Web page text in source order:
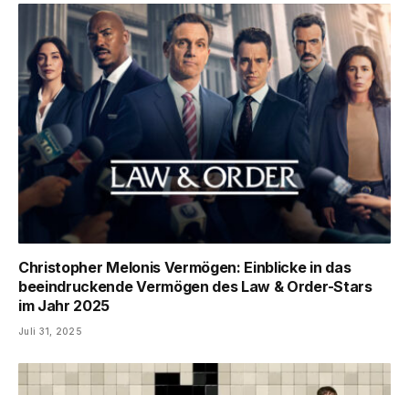
Christopher Melonis Vermögen: Einblicke in das
beeindruckende Vermögen des Law & Order-Stars
im Jahr 2025
Juli 31, 2025